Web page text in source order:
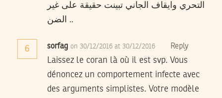
التحري وايقاف الجاني تبينت حقيقة على غير
الضن ..
6 sorfag on 30/12/2016 at 30/12/2016 Reply
Laissez le coran là où il est svp. Vous
dénoncez un comportement infecte avec
des arguments simplistes. Votre modèle